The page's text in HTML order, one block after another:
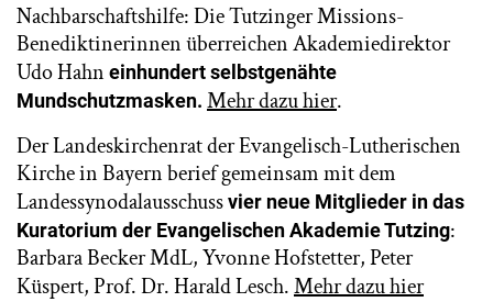
Nachbarschaftshilfe: Die Tutzinger Missions-
Benediktinerinnen überreichen Akademiedirektor
Udo Hahn einhundert selbstgenähte
Mundschutzmasken. Mehr dazu hier.
Der Landeskirchenrat der Evangelisch-Lutherischen
Kirche in Bayern berief gemeinsam mit dem
Landessynodalausschussvier neue Mitglieder in das
Kuratorium der Evangelischen Akademie Tutzing:
Barbara Becker MdL, Yvonne Hofstetter, Peter
Küspert, Prof. Dr. Harald Lesch.Mehr dazu hier